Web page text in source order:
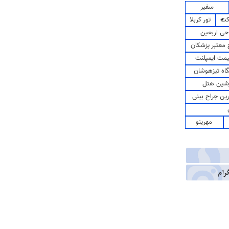
سفیر
تور کربلا
اربعین
پزشکان
ایمپلنت
تیزهوشان
هتل
جراح بینی
مهرینو